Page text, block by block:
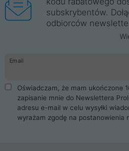
subskrybentów.
odbiorców
Email
Oświadczam, że mam ukończone
zapisanie mnie do Newslettera
adresu e-mail w celu wysyłki
wyrażam zgodę na postanowienia